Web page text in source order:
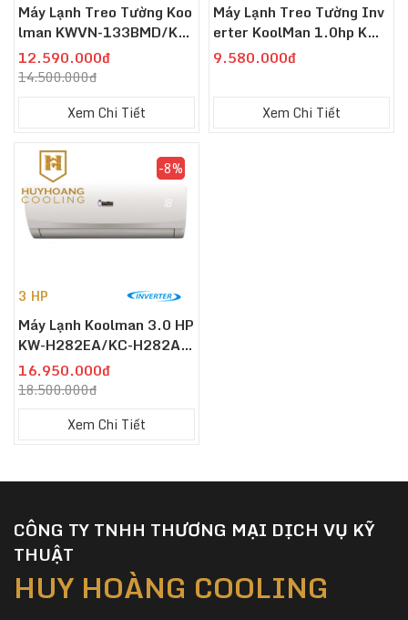
Máy Lạnh Treo Tường Koo
Lman KWVN-133BMD/KC
VN-133BMDW Inverter 1.
5HP
12.590.000đ
14.500.000đ
Xem Chi Tiết
Máy Lạnh Treo Tường Inv
Erter KoolMan 1.0hp KWV
N-103BMD/KCVN-103BM
9.580.000đ
Xem Chi Tiết
3 HP
Máy Lạnh Koolman 3.0 HP
KW-H282EA/KC-H282AA
Inverter
16.950.000đ
18.500.000đ
-8%
Xem Chi Tiết
CÔNG TY TNHH THƯƠNG MẠI DỊCH VỤ KỸ
THUẬT
HUY HOÀNG COOLING